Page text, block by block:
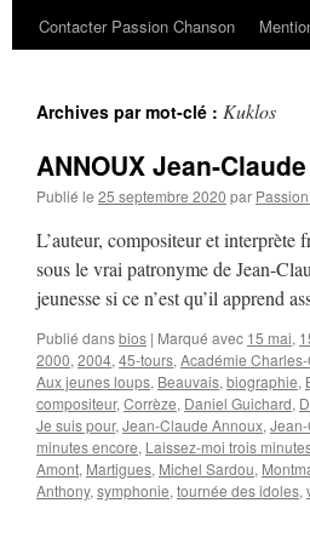
Contacter Passion Chanson
Archives par mot-clé : Kuklos
ANNOUX Jean-Claude
Publié le 25 septembre 2020 par
L’auteur, compositeur et
sous le vrai patronyme de Jean-
jeunesse si ce n’est qu’il apprend
Publié dansbios | Marqué avec 15 mai,
2000, 2004, 45-tours, Académie
Aux jeunes loups, Beauvais, biographie,
compositeur, Corrèze, Daniel Guichard,
Je suis pour, Jean-Claude Annoux,
minutes encore, Laissez-moi trois
Amont, Martigues, Michel Sardou,
Anthony, symphonie, tournée des idoles,